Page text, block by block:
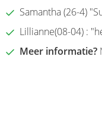
Samantha (26-4)
Lillianne(08-04) :
Meer informatie?